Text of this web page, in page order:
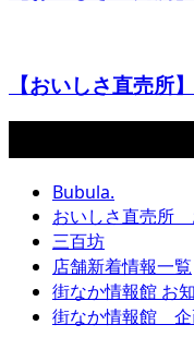
【おいしさ直売所
Bubula.
おいしさ直売所
三百坊
店舗新着情報一覧
街なか情報館 お
街なか情報館 企